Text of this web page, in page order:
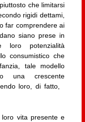
che limitarsi
rigidi dettami,
far comprendere ai
siano prese in
loro potenzialità
consumistico che
tale modello
una crescente
loro, di fatto,
vita presente e